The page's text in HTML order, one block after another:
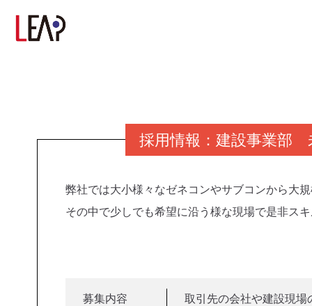
採用情報：建設事業部
弊社では大小様々なゼネコンやサブコンから大
その中で少しでも希望に沿う様な現場で是非ス
募集内容
取引先の会社や建設現